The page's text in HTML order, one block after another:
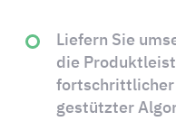
Liefern Sie
die
fortschrittlicher
gestützter